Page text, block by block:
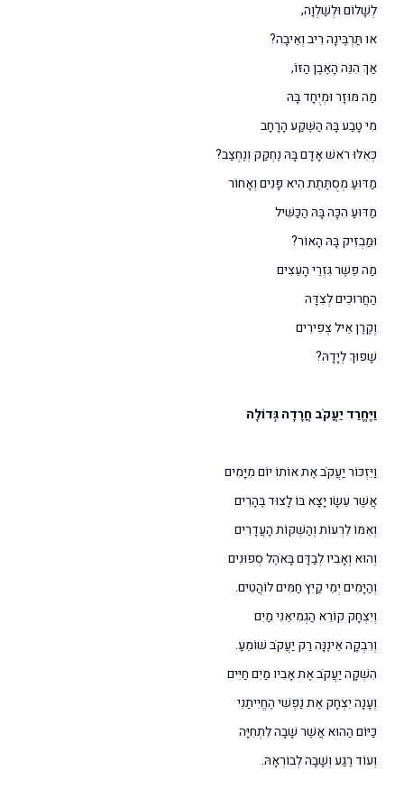
לְשָׁלוֹם וּלְשַׁלְוָה,
או תַּרְבֶּינָה רִיב וְאֵיבָה?
אַךְ הִנֵּה הָאֶבֶן הַזּוֹ,
מַה מּוּזָר וּמְיֻחָד בָּהּ
מִי טָבַע בָּהּ הַשֶּׁקַע הָרָחָב
כְּאִלּוּ רֹאשׁ אָדָם בָּהּ נֶחְקַק וְנֶחְצַב?
מַדּוּעַ מְסֻתֶּתֶת הִיא פָּנִים וְאָחוֹר
מַדּוּעַ הִכָּה בָּהּ הַכַּשִּׁיל
וּמַבְזִיק בָּהּ הָאוֹר?
מַה פֵּשֶׁר גִּזְרֵי הָעֵצִים
הַחֲרוּכִים לְצִדָּהּ
וְקֶרֶן אֵיל צְפִירִים
שָׁפוּךְ לְיָדָהּ?
וַיֶּחֱרַד יַעֲקֹב חֲרָדָה גְּדוֹלָה
וַיִּזְכּוֹר יַעֲקֹב אֶת אוֹתוֹ יוֹם מִיָּמִים
אֲשֶׁר עֵשָׂו יָצָא בּוֹ לָצוּד בֶּהָרִים
וְאִמּוֹ לִרְעוֹת וְהַשְׁקוֹת הָעֲדָרִים
וְהוּא וְאָבִיו לְבַדָּם בָּאֹהֶל סְפוּנִים
וְהַיָּמִים יְמֵי קַיִץ חַמִּים לוֹהֲטִים.
וְיִצְחָק קוֹרֵא הַגְמִיאֵנִי מַיִם
וְרִבְקָה אֵינֶנָּה רַק יַעֲקֹב שׁוֹמֵעַ.
הִשְׁקָה יַעֲקֹב אֶת אָבִיו מַיִם חַיִּים
וְעָנָה יִצְחָק אֶת נַפְשִׁי הֶחֱיִיתַנִי
כַּיּוֹם הַהוּא אֲשֶׁר שָׁבָה לִתְחִיָּה
וְעוֹד רֶגַע וְשָׁבָה לְבוֹרְאָהּ.